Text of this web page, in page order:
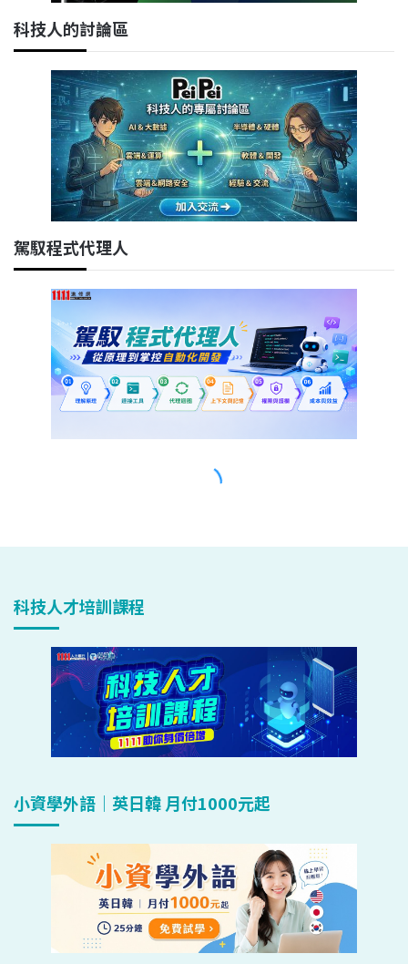
科技人才培訓課程
小資學外語｜英日韓 月付1000元起